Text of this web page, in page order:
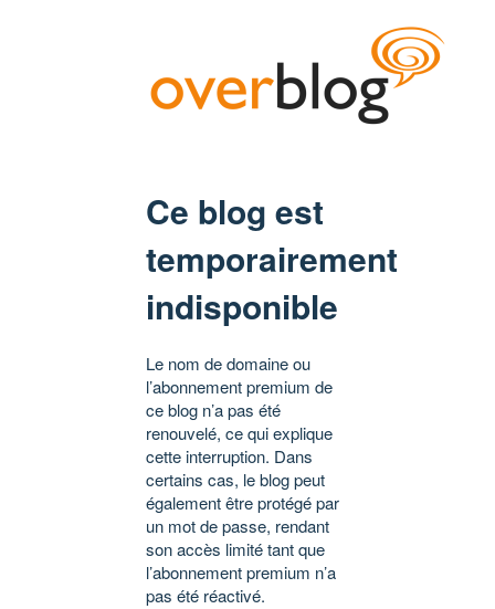
Ce blog est
temporairement
indisponible
Le nom de domaine ou
l’abonnement premium de
ce blog n’a pas été
renouvelé, ce qui explique
cette interruption. Dans
certains cas, le blog peut
également être protégé par
un mot de passe, rendant
son accès limité tant que
l’abonnement premium n’a
pas été réactivé.